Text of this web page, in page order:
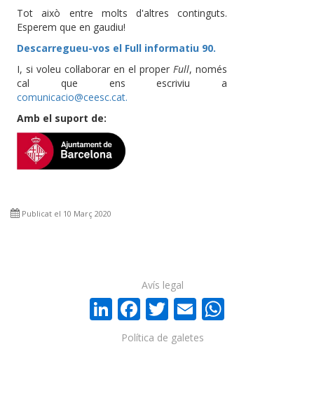
Tot això entre molts d'altres continguts.
Esperem que en gaudiu!
Descarregueu-vos el Full informatiu 90.
I, si voleu col·laborar en el properFull, només
cal que ens escriviu a
comunicacio@ceesc.cat.
Amb el suport de:
Publicat el 10 Març 2020
LinkedIn
Facebook
Twitter
Email
Política de galetes
Avís legal